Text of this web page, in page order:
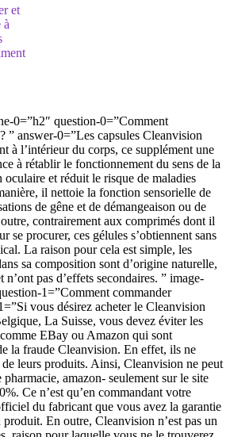
et
à
0=”h2″ question-0=”Comment
” answer-0=”Les capsules Cleanvision
à l’intérieur du corps, ce supplément une
à rétablir le fonctionnement du sens de la
et réduit le risque de maladies
il nettoie la fonction sensorielle de
de gêne et de démangeaison ou de
contrairement aux comprimés dont il
se procurer, ces gélules s’obtiennent sans
La raison pour cela est simple, les
sa composition sont d’origine naturelle,
n’ont pas d’effets secondaires. ” image-
1=”Comment commander
vous désirez acheter le Cleanvision
La Suisse, vous devez éviter les
EBay ou Amazon qui sont
la fraude Cleanvision. En effet, ils ne
leurs produits. Ainsi, Cleanvision ne peut
pharmacie, amazon- seulement sur le site
Ce n’est qu’en commandant votre
du fabricant que vous avez la garantie
En outre, Cleanvision n’est pas un